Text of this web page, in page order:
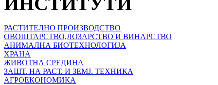
РАСТИТЕЛНО ПРОИЗВОДСТВО
ОВОШТАРСТВО,ЛОЗАРСТВО И ВИНАРСТВО
АНИМАЛНА БИОТЕХНОЛОГИЈА
ХРАНА
ЖИВОТНА СРЕДИНА
ЗАШТ. НА РАСТ. И ЗЕМЈ. ТЕХНИКА
АГРОЕКОНОМИКА